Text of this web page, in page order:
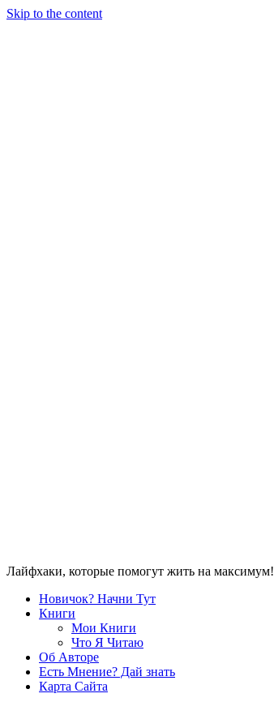
Skip to the content
Лайфхаки, которые помогут жить на максимум!
Новичок? Начни Тут
Книги
Мои Книги
Что Я Читаю
Об Авторе
Есть Мнение? Дай знать
Карта Сайта